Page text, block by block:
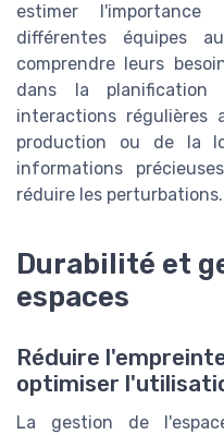
estimer
différentes équipes
comprendre leurs
dans la planification
interactions régulières
production ou de la
informations
réduire les perturbations.
Durabilité et
espaces
Réduire
optimiser
La gestion de